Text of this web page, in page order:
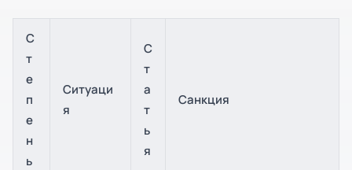
С
т
е
п
е
н
ь
Ситуаци
я
С
т
а
т
ь
я
Санкция